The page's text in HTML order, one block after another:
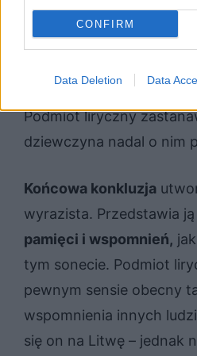
CONFIRM
Data Deletion Data
ze swojej młodości,
Litwie – w miejscu, do
powinno przypominać jej
Podmiot liryczny
dziewczyna nadal o nim
Końcowa konkluzja
wyrazista. Przedstawia ją
pamięci i wspomnień,
tym sonecie. Podmiot
pewnym sensie obecny
wspomnienia innych
się on na Litwę – jednak